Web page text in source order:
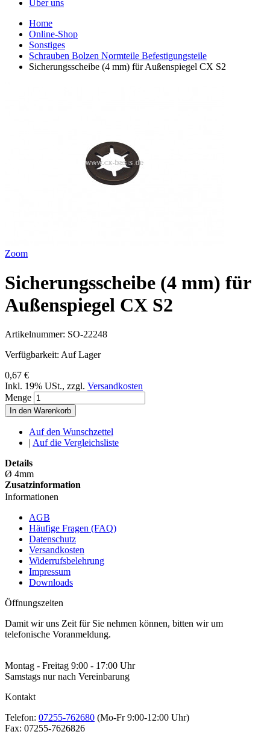
Über uns
Home
Online-Shop
Sonstiges
Schrauben Bolzen Normteile Befestigungsteile
Sicherungsscheibe (4 mm) für Außenspiegel CX S2
Zoom
Sicherungsscheibe (4 mm) für
Außenspiegel CX S2
Artikelnummer: SO-22248
Verfügbarkeit: Auf Lager
0,67 €
Inkl. 19% USt., zzgl. Versandkosten
Menge
In den Warenkorb
Auf den Wunschzettel
| Auf die Vergleichsliste
Details
Ø 4mm
Zusatzinformation
Informationen
AGB
Häufige Fragen (FAQ)
Datenschutz
Versandkosten
Widerrufsbelehrung
Impressum
Downloads
Öffnungszeiten
Damit wir uns Zeit für Sie nehmen können, bitten wir um
telefonische Voranmeldung.
Montag - Freitag 9:00 - 17:00 Uhr
Samstags nur nach Vereinbarung
Kontakt
Telefon: 07255-762680 (Mo-Fr 9:00-12:00 Uhr)
Fax: 07255-7626826